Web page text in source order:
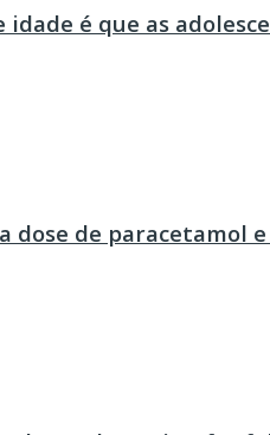
é que as
dose de paracetamol